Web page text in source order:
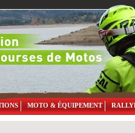
MOTO & ÉQUIPEMENT